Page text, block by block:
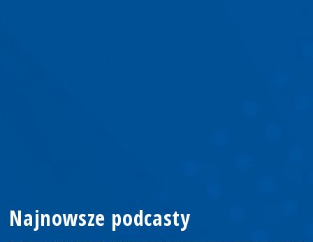
Najnowsze podcasty